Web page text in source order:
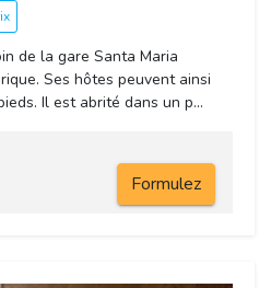
de la gare Santa Maria
Ses hôtes peuvent ainsi
Il est abrité dans un p...
Formulez